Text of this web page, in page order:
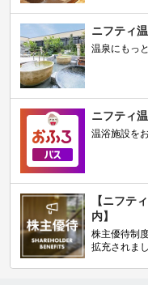
ニフティ
温泉にもっ
ニフティ
温浴施設を
【ニフテ
内】
株主優待制
拡充されま